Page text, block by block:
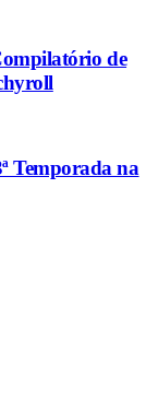
de
Temporada na